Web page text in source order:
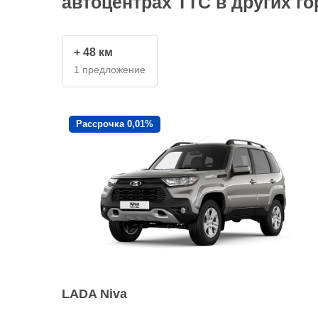
+ 48 км
1 предложение
Рассрочка 0,01%
LADA Niva